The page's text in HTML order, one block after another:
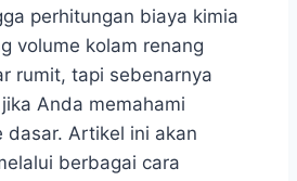
perhitungan biaya kimia
volume kolam renang
rumit, tapi sebenarnya
Anda memahami
dasar. Artikel ini akan
berbagai cara